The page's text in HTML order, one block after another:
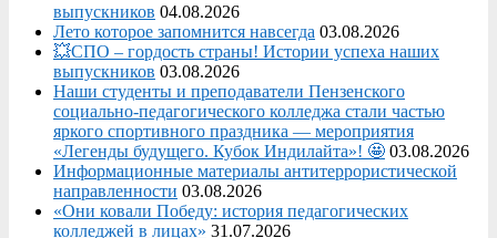
выпускников 04.08.2026
Лето которое запомнится навсегда 03.08.2026
💥СПО – гордость страны! Истории успеха наших
выпускников 03.08.2026
Наши студенты и преподаватели Пензенского
социально‑педагогического колледжа стали частью
яркого спортивного праздника — мероприятия
«Легенды будущего. Кубок Индилайта»! 🤩 03.08.2026
Информационные материалы антитеррористической
направленности 03.08.2026
«Они ковали Победу: история педагогических
колледжей в лицах» 31.07.2026